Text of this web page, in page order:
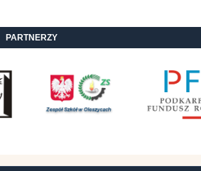
PARTNERZY